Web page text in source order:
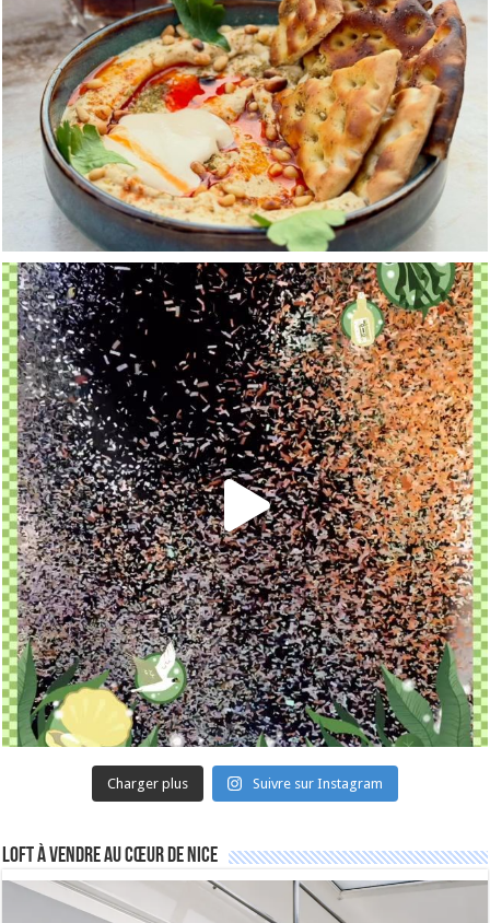
Charger plus Suivre sur Instagram
Loft à vendre au cœur de Nice